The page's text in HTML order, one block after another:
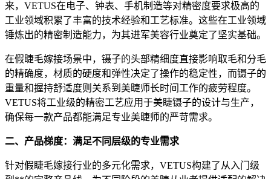
来，VETUS在电子、钟表、手机制造等对精密度要求极高的
工业领域积累了丰富的技术经验和工艺标准。这些在工业领域
锤炼出的精密制造能力，为其进军美容行业奠定了坚实基础。
在假睫毛嫁接场景中，镊子的头部精细度直接影响取毛和分毛
的精确度，材质的硬度和弹性决定了操作的稳定性，而镊子的
重量和握持舒适度则关系到美睫师长时间工作的疲劳程度。
VETUS将工业级的精密工艺应用于美睫镊子的设计与生产，
确保每一款产品都能满足专业美睫师的严苛需求。
二、产品梯度：满足不同层级的专业需求
针对假睫毛嫁接行业的多元化需求，VETUS构建了从入门级